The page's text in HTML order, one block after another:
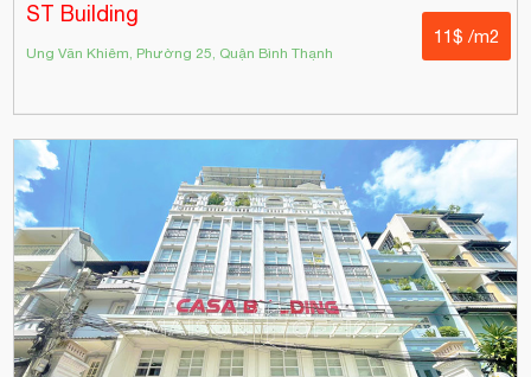
ST Building
Ung Văn Khiêm, Phường 25, Quận Bình Thạnh
11$ /m2